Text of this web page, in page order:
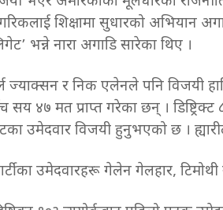
शिक्षामा सुधारको अभियान
भन्ने नारा अगाडि सारेका थिए ।
ज्याक्सन र निक एलेनले पनि विजयी
४७ मत प्राप्त गरेका छन् । डिष्ट्रिक्ट
उमेदवार विजयी हुनुभएको छ ।
उमेदवारहरू गेलेन गेलहार,